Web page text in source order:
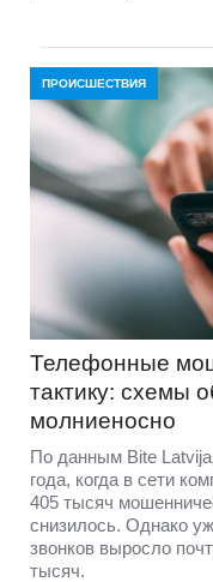
ПРОИСШЕСТВИЯ
Телефонные
тактику: схемы
молниеносно
По данным Bite
года, когда в сети
405 тысяч
снизилось. Однако
звонков выросло
тысяч.